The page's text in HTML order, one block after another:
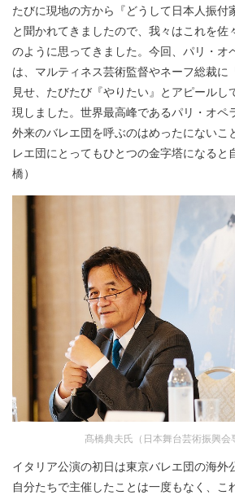
たびに現地の方から『どうして日本人振付
と聞かれてきましたので、我々はこれを佐
のように思ってきました。今回、パリ・オ
は、マルティネス芸術監督やネーフ総裁に
見せ、たびたび『やりたい』とアピールし
現しました。世界最高峰であるパリ・オペ
外来のバレエ団を呼ぶのはめったにないこ
レエ団にとってもひとつの金字塔になると
橋）
髙橋典夫氏（日本舞台芸術振興会
イタリア公演の初日は東京バレエ団の海外
自分たちで主催したことは一度もなく、こ